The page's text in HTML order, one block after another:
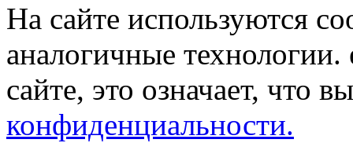
На сайте используются
аналогичные
сайте, это означает, что
конфиденциальности.